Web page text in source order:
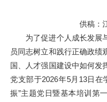
供稿：
为了促进个人成长发展
员同志树立和践行正确政绩
国、人才强国建设中如何发
党支部于2026年5月13日在
振”主题党日暨基本培训第